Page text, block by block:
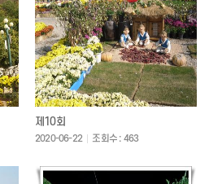
제10회
2020-06-22 조회수 : 463